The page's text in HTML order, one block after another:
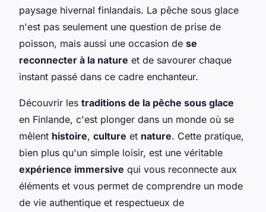
paysage hivernal finlandais. La pêche sous glace
n'est pas seulement une question de prise de
poisson, mais aussi une occasion de se
reconnecter à la nature et de savourer chaque
instant passé dans ce cadre enchanteur.
Découvrir les traditions de la pêche sous glace
en Finlande, c'est plonger dans un monde où se
mêlent histoire, culture et nature. Cette pratique,
bien plus qu'un simple loisir, est une véritable
expérience immersive qui vous reconnecte aux
éléments et vous permet de comprendre un mode
de vie authentique et respectueux de